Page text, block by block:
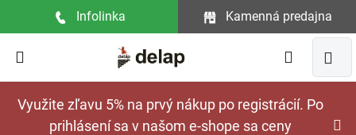
Využite zľavu 5% na prvý nákup po registrácií. Po
prihlásení sa v našom e-shope sa ceny
Infolinka Kamenná predajna
Hľadať